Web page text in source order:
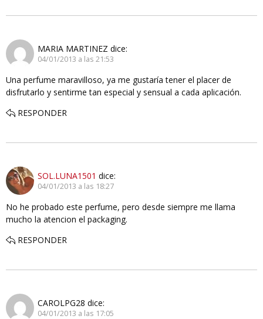
MARIA MARTINEZ dice:
04/01/2013 a las 21:53
Una perfume maravilloso, ya me gustaría tener el placer de
disfrutarlo y sentirme tan especial y sensual a cada aplicación.
RESPONDER
SOL.LUNA1501 dice:
04/01/2013 a las 18:27
No he probado este perfume, pero desde siempre me llama
mucho la atencion el packaging.
RESPONDER
CAROLPG28 dice:
04/01/2013 a las 17:05